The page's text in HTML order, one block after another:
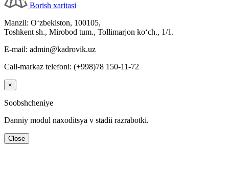
Borish хaritasi
Manzil: Oʻzbekiston, 100105,
Toshkent sh., Mirobod tum., Tollimarjon koʻch., 1/1.
E-mail: admin@kadrovik.uz
Call-markaz telefoni: (+998)78 150-11-72
×
Soobshcheniye
Danniy modul naхoditsya v stadii razrabotki.
Close